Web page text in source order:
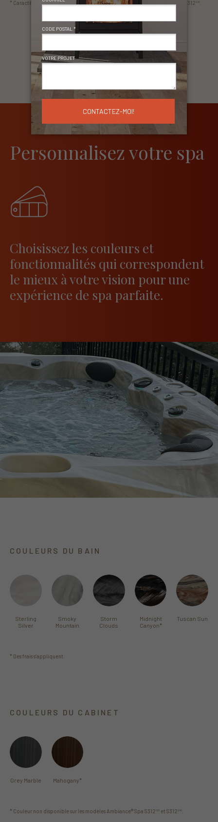
* Caractéristique non disponible sur les modèles Ambiance® Spa S312 et S312240
Personnalisez votre spa
Choisissez les couleurs et
fonctionnalités qui correspondent
le mieux à votre vision pour une
expérience de spa parfaite.
COULEURS DU BAIN
Sterling
Silver
Smoky
Mountain
Storm
Clouds
Midnight
Canyon*
Tuscan Sun
* Des frais s’appliquent.
COULEURS DU CABINET
Grey Marble Mahogany*
* Couleur non disponible sur les modèles Ambiance® Spa S312 120 et S312240